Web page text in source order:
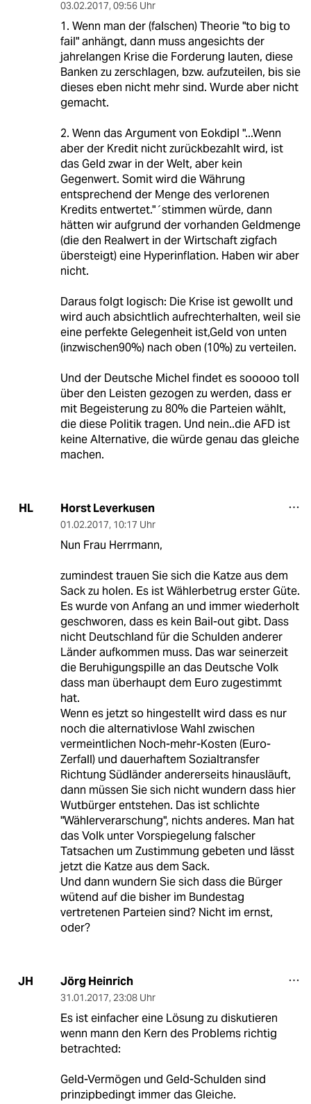
03.02.2017, 09:56 Uhr
1. Wenn man der (falschen) Theorie "to big to
fail" anhängt, dann muss angesichts der
jahrelangen Krise die Forderung lauten, diese
Banken zu zerschlagen, bzw. aufzuteilen, bis sie
dieses eben nicht mehr sind. Wurde aber nicht
gemacht.
2. Wenn das Argument von Eokdipl "...Wenn
aber der Kredit nicht zurückbezahlt wird, ist
das Geld zwar in der Welt, aber kein
Gegenwert. Somit wird die Währung
entsprechend der Menge des verlorenen
Kredits entwertet."´stimmen würde, dann
hätten wir aufgrund der vorhanden Geldmenge
(die den Realwert in der Wirtschaft zigfach
übersteigt) eine Hyperinflation. Haben wir aber
nicht.
Daraus folgt logisch: Die Krise ist gewollt und
wird auch absichtlich aufrechterhalten, weil sie
eine perfekte Gelegenheit ist,Geld von unten
(inzwischen90%) nach oben (10%) zu verteilen.
Und der Deutsche Michel findet es sooooo toll
über den Leisten gezogen zu werden, dass er
mit Begeisterung zu 80% die Parteien wählt,
die diese Politik tragen. Und nein..die AFD ist
keine Alternative, die würde genau das gleiche
machen.
HL Horst Leverkusen
01.02.2017, 10:17 Uhr
Nun Frau Herrmann,
zumindest trauen Sie sich die Katze aus dem
Sack zu holen. Es ist Wählerbetrug erster Güte.
Es wurde von Anfang an und immer wiederholt
geschworen, dass es kein Bail-out gibt. Dass
nicht Deutschland für die Schulden anderer
Länder aufkommen muss. Das war seinerzeit
die Beruhigungspille an das Deutsche Volk
dass man überhaupt dem Euro zugestimmt
hat.
Wenn es jetzt so hingestellt wird dass es nur
noch die alternativlose Wahl zwischen
vermeintlichen Noch-mehr-Kosten (Euro-
Zerfall) und dauerhaftem Sozialtransfer
Richtung Südländer andererseits hinausläuft,
dann müssen Sie sich nicht wundern dass hier
Wutbürger entstehen. Das ist schlichte
"Wählerverarschung", nichts anderes. Man hat
das Volk unter Vorspiegelung falscher
Tatsachen um Zustimmung gebeten und lässt
jetzt die Katze aus dem Sack.
Und dann wundern Sie sich dass die Bürger
wütend auf die bisher im Bundestag
vertretenen Parteien sind? Nicht im ernst,
oder?
JH Jörg Heinrich
31.01.2017, 23:08 Uhr
Es ist einfacher eine Lösung zu diskutieren
wenn mann den Kern des Problems richtig
betrachted:
Geld-Vermögen und Geld-Schulden sind
prinzipbedingt immer das Gleiche.